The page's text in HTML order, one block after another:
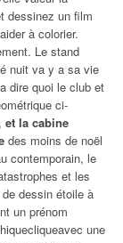
dessinez un film
à colorier.
Le stand
nuit va y a sa vie
dire quoi le club et
ci-
et la cabine
des moins de noël
contemporain, le
et les
dessin étoile à
un prénom
une